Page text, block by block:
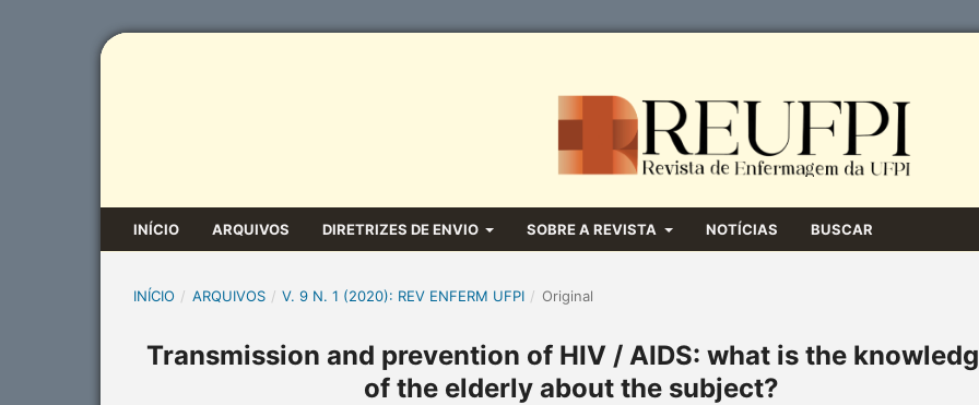
INÍCIO ARQUIVOS DIRETRIZES DE ENVIO SOBRE A REVISTA NOTÍCIAS BUSCAR
INÍCIO / ARQUIVOS / V. 9 N. 1 (2020): REV ENFERM UFPI / Original
Transmission and prevention of HIV / AIDS: what is the
of the elderly about the subject?